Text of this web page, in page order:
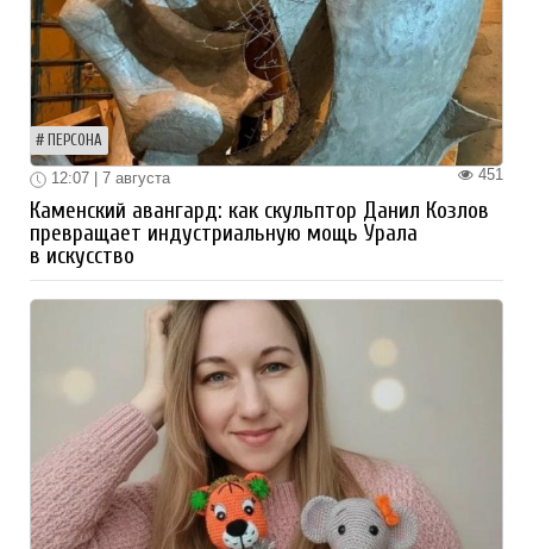
ПЕРСОНА
451
12:07 | 7 августа
Каменский авангард: как скульптор Данил Козлов
превращает индустриальную мощь Урала
в искусство